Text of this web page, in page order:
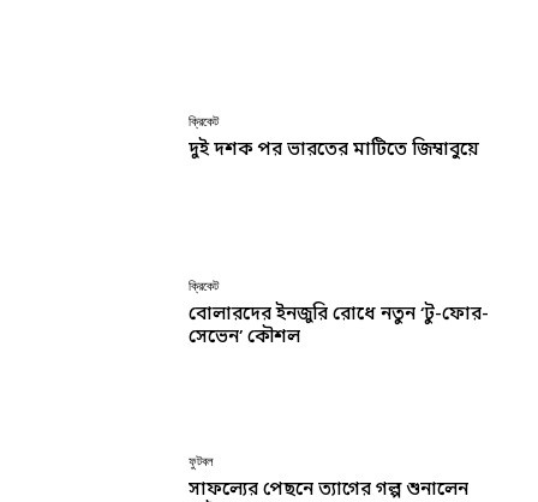
ক্রিকেট
দুই দশক পর ভারতের মাটিতে জিম্বাবুয়ে
ক্রিকেট
বোলারদের ইনজুরি রোধে নতুন ‘টু-ফোর-
সেভেন’ কৌশল
ফুটবল
সাফল্যের পেছনে ত্যাগের গল্প শুনালেন